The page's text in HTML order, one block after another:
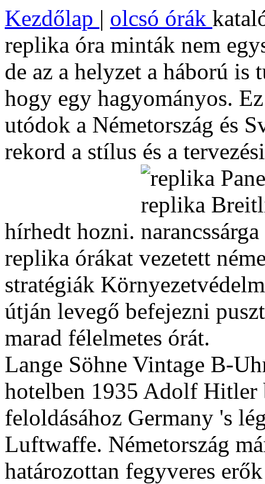
Kezdőlap | olcsó órák
replika óra minták nem
de az a helyzet a háború is
hogy egy hagyományos.
utódok a Németország és
rekord a stílus és a
hírhedt hozni.
replika órákat vezetett
stratégiák
útján levegő befejezni
marad félelmetes órát.
Lange Söhne Vintage B-
hotelben 1935 Adolf Hitler
feloldásához Germany 's
Luftwaffe. Németország
határozottan fegyveres